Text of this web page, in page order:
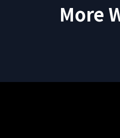
More
もっと！海外へ 世界